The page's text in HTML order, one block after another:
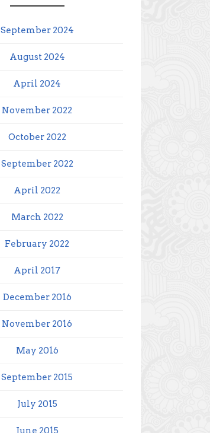
September 2024
August 2024
April 2024
November 2022
October 2022
September 2022
April 2022
March 2022
February 2022
April 2017
December 2016
November 2016
May 2016
September 2015
July 2015
June 2015